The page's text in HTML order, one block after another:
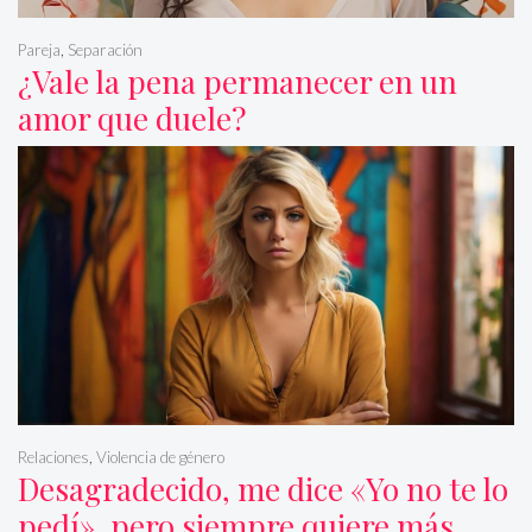
¿Vale la pena permanecer en un
amor que duele?
Pareja Separación
Desagradecido, me dice «Yo no te lo
Relaciones Violencia de género